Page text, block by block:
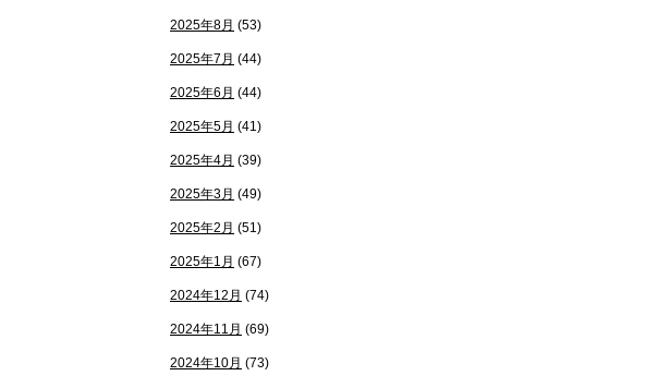
2025年8月 (53)
2025年7月 (44)
2025年6月 (44)
2025年5月 (41)
2025年4月 (39)
2025年3月 (49)
2025年2月 (51)
2025年1月 (67)
2024年12月 (74)
2024年11月 (69)
2024年10月 (73)